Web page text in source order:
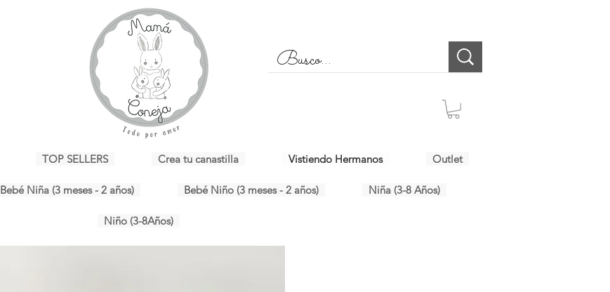
TOP SELLERS Crea tu canastilla Vistiendo Hermanos Outlet
Bebé Niña (3 meses - 2 años) Bebé Niño (3 meses - 2 años) Niña (3-8 Años)
Niño (3-8Años)